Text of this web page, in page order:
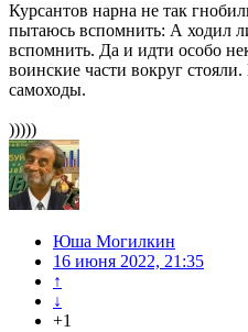
Курсантов нарна не так
пытаюсь вспомнить: А ходил
вспомнить. Да и идти особо
воинские части вокруг
самоходы.
)))))
Юша Могилкин
16 июня 2022, 21:35
↑
↓
+1